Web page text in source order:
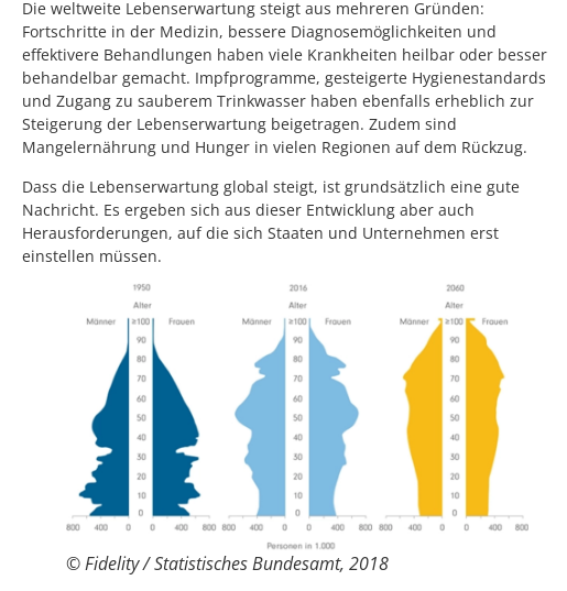
Die weltweite Lebenserwartung steigt aus mehreren Gründen:
Fortschritte in der Medizin, bessere Diagnosemöglichkeiten und
effektivere Behandlungen haben viele Krankheiten heilbar oder besser
behandelbar gemacht. Impfprogramme, gesteigerte Hygienestandards
und Zugang zu sauberem Trinkwasser haben ebenfalls erheblich zur
Steigerung der Lebenserwartung beigetragen. Zudem sind
Mangelernährung und Hunger in vielen Regionen auf dem Rückzug.
Dass die Lebenserwartung global steigt, ist grundsätzlich eine gute
Nachricht. Es ergeben sich aus dieser Entwicklung aber auch
Herausforderungen, auf die sich Staaten und Unternehmen erst
einstellen müssen.
© Fidelity / Statistisches Bundesamt, 2018